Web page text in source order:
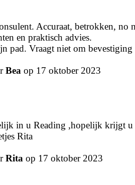
Accuraat, betrokken, no
en praktisch advies.
pad. Vraagt niet om
Bea op 17 oktober 2023
in u Reading ,hopelijk krijgt
Rita
Rita op 17 oktober 2023